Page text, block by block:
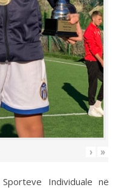
› »
Individuale në